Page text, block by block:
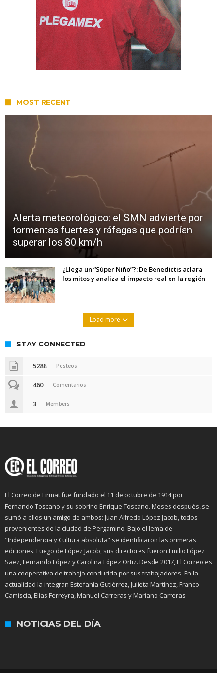
MOST RECENT
Alerta meteorológico: el SMN advierte por
tormentas fuertes y ráfagas que podrían
superar los 80 km/h
¿Llega un “Súper Niño”?: De Benedictis aclara
los mitos y analiza el impacto real en la región
Load more
STAY CONNECTED
5288 Posteos
460 Comentarios
3 Members
El Correo de Firmat fue fundado el 11 de octubre de 1914 por
Fernando Toscano y su sobrino Enrique Toscano. Meses después, se
sumó a ellos un amigo de ambos: Juan Alfredo López Jacob, todos
provenientes de la ciudad de Pergamino. Bajo el lema de
"Independencia y Cultura absoluta" se identificaron las primeras
ediciones. Luego de López Jacob, sus directores fueron Emilio López
Saez, Fernando López y Carolina López Ortiz. Desde 2017, El Correo es
una cooperativa de trabajo conducida por sus trabajadores. En la
actualidad la integran Estefanía Gutiérrez, Julieta Martínez, Franco
Camiscia, Elías Ferreyra, Manuel Carreras y Mariano Carreras.
NOTICIAS DEL DÍA